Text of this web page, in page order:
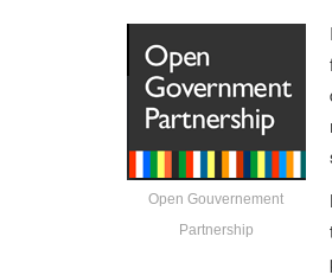
Open Gouvernement
Partnership